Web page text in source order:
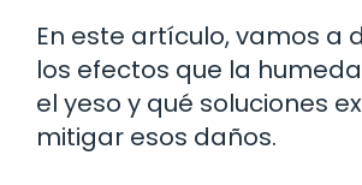
En este artículo, vamos a
los efectos que la
el yeso y qué soluciones
mitigar esos daños.